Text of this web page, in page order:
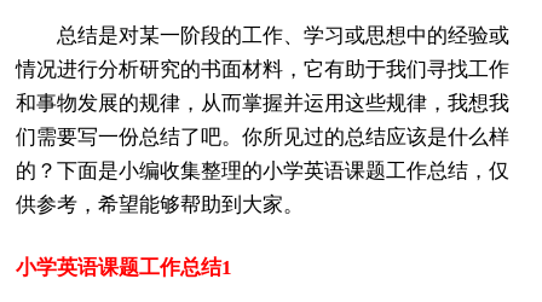
总结是对某一阶段的工作、学习或思想中的经验或
情况进行分析研究的书面材料，它有助于我们寻找工作
和事物发展的规律，从而掌握并运用这些规律，我想我
们需要写一份总结了吧。你所见过的总结应该是什么样
的？下面是小编收集整理的小学英语课题工作总结，仅
供参考，希望能够帮助到大家。
小学英语课题工作总结1